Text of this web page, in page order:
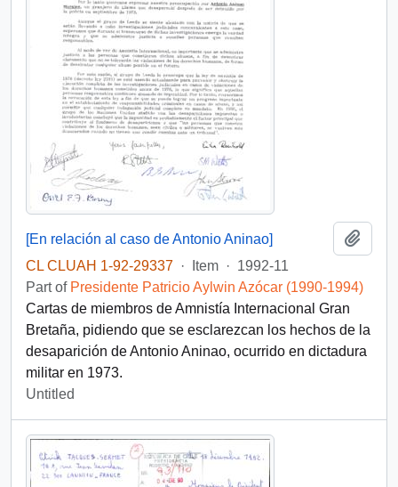
[En relación al caso de Antonio Aninao]
CL CLUAH 1-92-29337 · Item · 1992-11
Part of Presidente Patricio Aylwin Azócar (1990-1994)
Cartas de miembros de Amnistía Internacional Gran
Bretaña, pidiendo que se esclarezcan los hechos de la
desaparición de Antonio Aninao, ocurrido en dictadura
militar en 1973.
Untitled